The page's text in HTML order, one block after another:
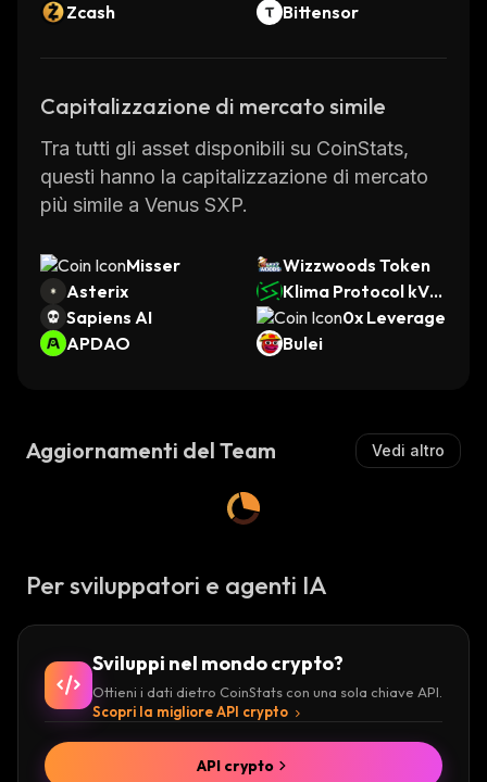
Zcash
Bittensor
Capitalizzazione di mercato simile
Tra tutti gli asset disponibili su CoinStats,
questi hanno la capitalizzazione di mercato
più simile a Venus SXP.
Misser
Wizzwoods Token
Asterix
Klima Protocol kVC
M
Sapiens AI
0x Leverage
APDAO
Bulei
Aggiornamenti del Team Vedi altro
Per sviluppatori e agenti IA
Sviluppi nel mondo crypto?
Ottieni i dati dietro CoinStats con una sola chiave API.
Scopri la migliore API crypto
API crypto